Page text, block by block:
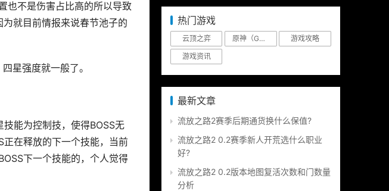
也不是伤害占比高的所以导致
就目前情报来说春节池子的
星强度就一般了。
能为控制技，使得BOSS无
在释放的下一个技能，当前
下一个技能的，个人觉得
热门游戏
云顶之弈 原神（Genshin Impact）
游戏攻略
游戏资讯
最新文章
流放之路2赛季后期通货换什么保值?
流放之路2 0.2赛季新人开荒选什么职业
好?
流放之路2 0.2版本地图复活次数和门数量
分析